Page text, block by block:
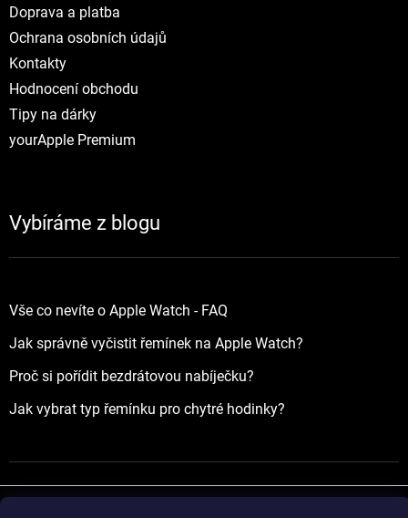
Doprava a platba
Ochrana osobních údajů
Kontakty
Hodnocení obchodu
Tipy na dárky
yourApple Premium
Vybíráme z blogu
Vše co nevíte o Apple Watch - FAQ
Jak správně vyčistit řemínek na Apple Watch?
Proč si pořídit bezdrátovou nabíječku?
Jak vybrat typ řemínku pro chytré hodinky?